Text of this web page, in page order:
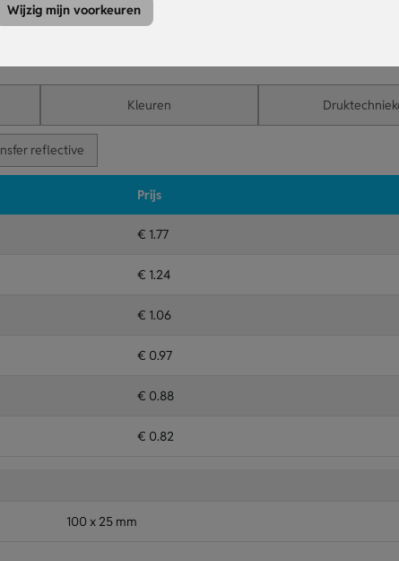
Wijzig mijn voorkeuren
je beter slapen.
extra impact.
Kleuren
reflective
Prijs
€ 1.77
€ 1.24
€ 1.06
€ 0.97
€ 0.88
€ 0.82
100 x 25 mm